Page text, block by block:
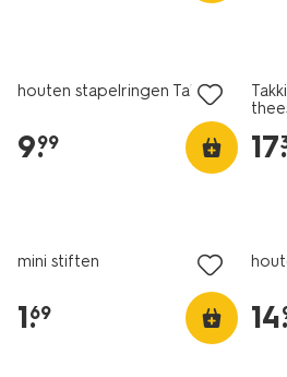
houten stapelringen Takkie
9.
99 17.
mini stiften
1.
69 14.